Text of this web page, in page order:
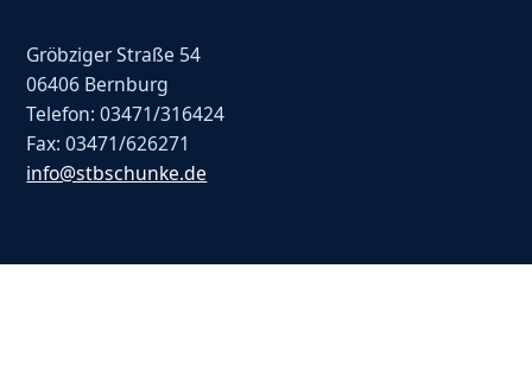
Gröbziger Straße 54
06406 Bernburg
Telefon: 03471/316424
Fax: 03471/626271
info@stbschunke.de